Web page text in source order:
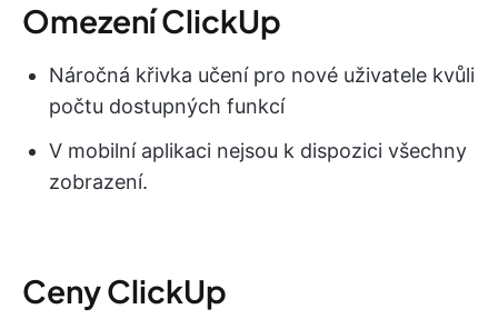
Omezení ClickUp
Náročná křivka učení pro nové uživatele kvůli
počtu dostupných funkcí
V mobilní aplikaci nejsou k dispozici všechny
zobrazení.
Ceny ClickUp